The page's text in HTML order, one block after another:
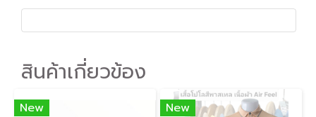
สินค้าเกี่ยวข้อง
New New